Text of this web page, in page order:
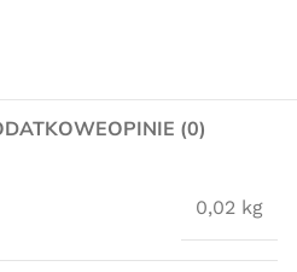
OPINIE (0)
0,02 kg